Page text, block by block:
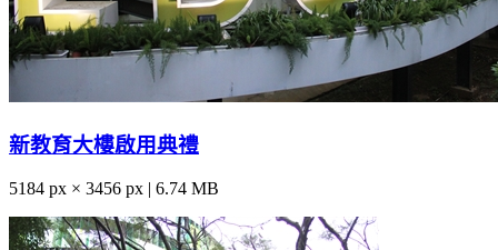
新教育大樓啟用典禮
5184 px × 3456 px | 6.74 MB